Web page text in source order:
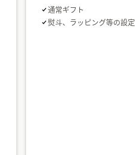
通常ギフト
熨斗、ラッピング等の設定